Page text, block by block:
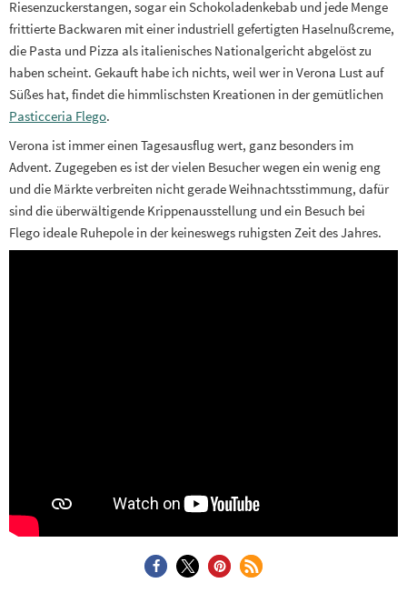
Riesenzuckerstangen, sogar ein Schokoladenkebab und jede Menge
frittierte Backwaren mit einer industriell gefertigten Haselnußcreme,
die Pasta und Pizza als italienisches Nationalgericht abgelöst zu
haben scheint. Gekauft habe ich nichts, weil wer in Verona Lust auf
Süßes hat, findet die himmlischsten Kreationen in der gemütlichen
Pasticceria Flego.
Verona ist immer einen Tagesausflug wert, ganz besonders im
Advent. Zugegeben es ist der vielen Besucher wegen ein wenig eng
und die Märkte verbreiten nicht gerade Weihnachtsstimmung, dafür
sind die überwältigende Krippenausstellung und ein Besuch bei
Flego ideale Ruhepole in der keineswegs ruhigsten Zeit des Jahres.